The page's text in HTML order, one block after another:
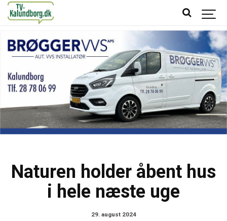
Naturen holder åbent hus
i hele næste uge
29. august 2024